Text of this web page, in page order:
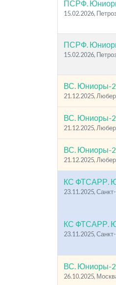
ПСРФ.
15.02.2026,
ПСРФ.
15.02.2026,
ВС. Юниоры-
21.12.2025,
ВС. Юниоры-
21.12.2025,
ВС. Юниоры-
21.12.2025,
КС ФТСАРР.
23.11.2025,
КС ФТСАРР.
23.11.2025,
ВС. Юниоры-
26.10.2025,